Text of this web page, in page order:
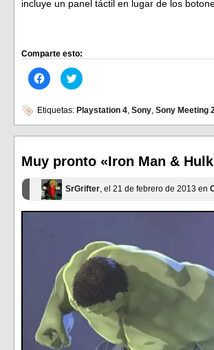
incluye un panel táctil en lugar de los
Comparte esto:
Haz
clic
en
Facebook
(Se
abre
ventana
nueva)
Haz
clic
en
Twitter
(Se
abre
ventana
nueva)
Etiquetas: Playstation 4, Sony, Sony Meeting
Muy pronto «Iron Man &
SrGrifter, el 21 de febrero de 2013 en